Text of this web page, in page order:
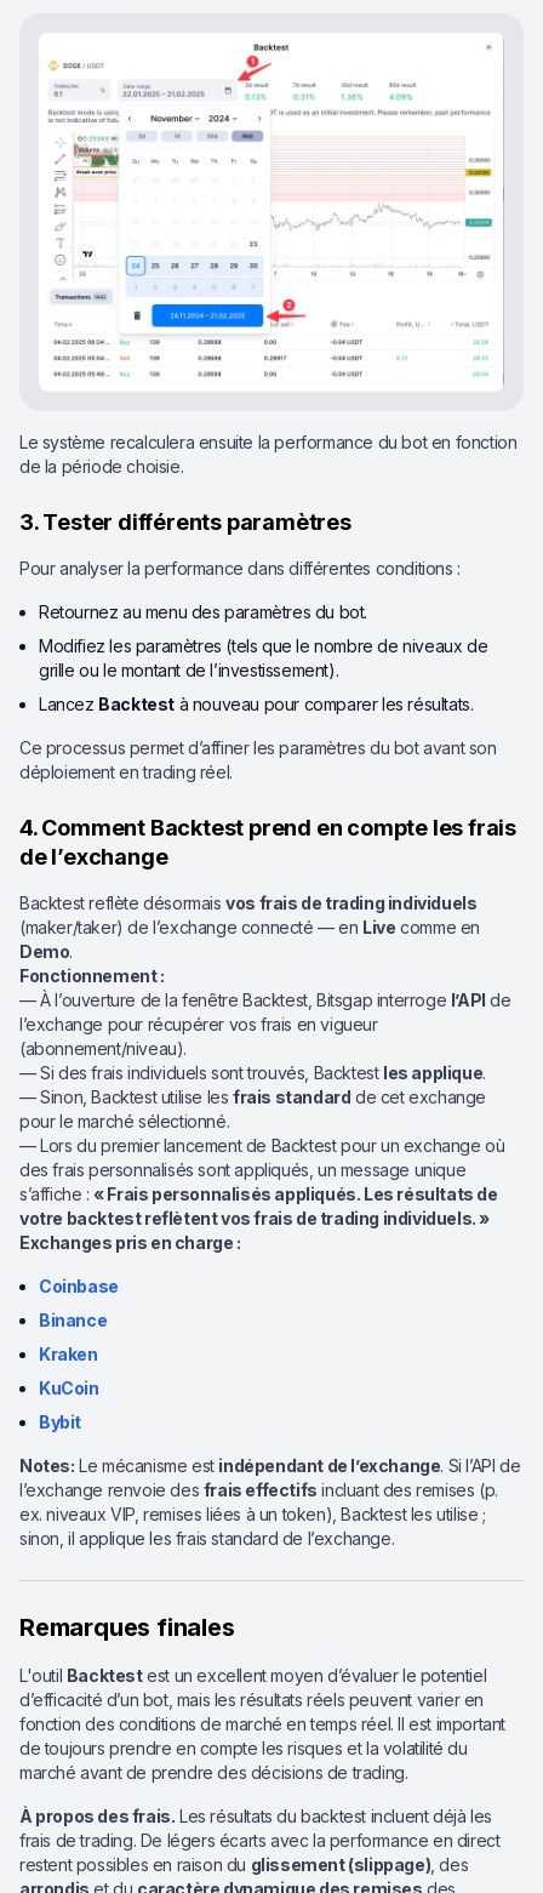
Le système recalculera ensuite la performance du bot en fonction
de la période choisie.
3. Tester différents paramètres
Pour analyser la performance dans différentes conditions :
Retournez au menu des paramètres du bot.
Modifiez les paramètres (tels que le nombre de niveaux de
grille ou le montant de l’investissement).
Lancez Backtest à nouveau pour comparer les résultats.
Ce processus permet d’affiner les paramètres du bot avant son
déploiement en trading réel.
4. Comment Backtest prend en compte les frais
de l’exchange
Backtest reflète désormaisvos frais de trading individuels
(maker/taker) de l’exchange connecté — en Live comme en
Demo.
Fonctionnement :
— À l’ouverture de la fenêtre Backtest, Bitsgap interroge l’API de
l’exchange pour récupérer vos frais en vigueur
(abonnement/niveau).
— Si des frais individuels sont trouvés, Backtest les applique.
— Sinon, Backtest utilise les frais standard de cet exchange
pour le marché sélectionné.
— Lors du premier lancement de Backtest pour un exchange où
des frais personnalisés sont appliqués, un message unique
s’affiche :« Frais personnalisés appliqués. Les résultats de
votre backtest reflètent vos frais de trading individuels. »
Exchanges pris en charge :
Coinbase
Binance
Kraken
KuCoin
Bybit
Notes: Le mécanisme est indépendant de l’exchange. Si l’API de
l’exchange renvoie des frais effectifs incluant des remises (p.
ex. niveaux VIP, remises liées à un token), Backtest les utilise ;
sinon, il applique les frais standard de l’exchange.
Remarques finales
L'outil Backtestest un excellent moyen d’évaluer le potentiel
d’efficacité d’un bot, mais les résultats réels peuvent varier en
fonction des conditions de marché en temps réel. Il est important
de toujours prendre en compte les risques et la volatilité du
marché avant de prendre des décisions de trading.
À propos des frais. Les résultats du backtest incluent déjà les
frais de trading. De légers écarts avec la performance en direct
restent possibles en raison du glissement (slippage) , des